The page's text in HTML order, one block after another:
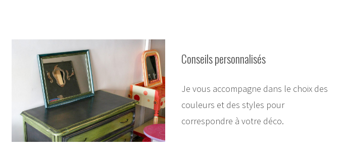
Conseils personnalisés
Je vous accompagne dans le choix des
couleurs et des styles pour
correspondre à votre déco.